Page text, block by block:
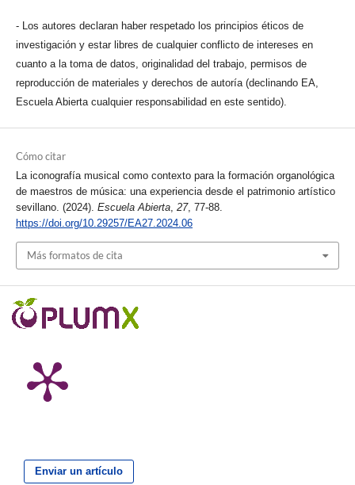
- Los autores declaran haber respetado los principios éticos de
investigación y estar libres de cualquier conflicto de intereses en
cuanto a la toma de datos, originalidad del trabajo, permisos de
reproducción de materiales y derechos de autoría (declinando EA,
Escuela Abierta cualquier responsabilidad en este sentido).
Cómo citar
La iconografía musical como contexto para la formación organológica
de maestros de música: una experiencia desde el patrimonio artístico
sevillano. (2024). Escuela Abierta, 27, 77-88.
https://doi.org/10.29257/EA27.2024.06
Más formatos de cita
Enviar un artículo